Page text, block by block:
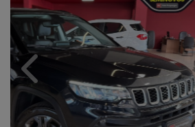
Previous